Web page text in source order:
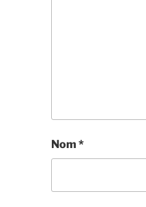
Nom *